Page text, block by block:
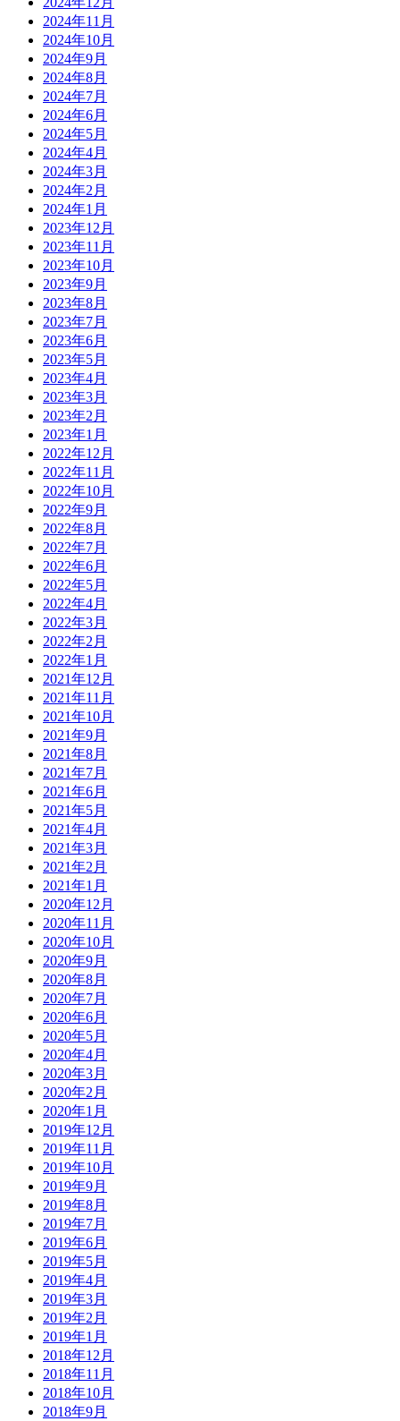
2024年11月
2024年10月
2024年9月
2024年8月
2024年7月
2024年6月
2024年5月
2024年4月
2024年3月
2024年2月
2024年1月
2023年12月
2023年11月
2023年10月
2023年9月
2023年8月
2023年7月
2023年6月
2023年5月
2023年4月
2023年3月
2023年2月
2023年1月
2022年12月
2022年11月
2022年10月
2022年9月
2022年8月
2022年7月
2022年6月
2022年5月
2022年4月
2022年3月
2022年2月
2022年1月
2021年12月
2021年11月
2021年10月
2021年9月
2021年8月
2021年7月
2021年6月
2021年5月
2021年4月
2021年3月
2021年2月
2021年1月
2020年12月
2020年11月
2020年10月
2020年9月
2020年8月
2020年7月
2020年6月
2020年5月
2020年4月
2020年3月
2020年2月
2020年1月
2019年12月
2019年11月
2019年10月
2019年9月
2019年8月
2019年7月
2019年6月
2019年5月
2019年4月
2019年3月
2019年2月
2019年1月
2018年12月
2018年11月
2018年10月
2018年9月